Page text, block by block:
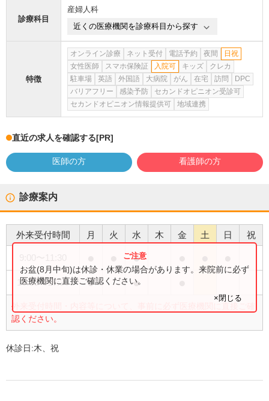
診療科目
産婦人科
近くの医療機関を診療科目から探す
特徴
オンライン診療 ネット受付 電話予約 夜間
日祝
女性医師
スマホ保険証 入院可 キッズ
クレカ
駐車場
英語 外国語 大病院 がん 在宅 訪問
DPC
バリアフリー
感染予防
セカンドオピニオン受診可
セカンドオピニオン情報提供可
地域連携
直近の求人を確認する[PR]
医師の方 看護師の方
診療案内
外来受付時間 月 火 水 木 金 土 日 祝
●
16:00〜17:30 ● ●
外来受付時間・内容等について、事前に必ず医療機関に直接ご確
認ください。
お盆(8月中旬)は休診・休業の場合があります。来院前に必ず
医療機関に直接ご確認ください。
×閉じる
休診日:木、祝